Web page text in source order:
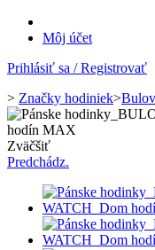
Môj účet
Prihlásiť sa / Registrovať
> Značky hodiniek>
Zväčšiť
Predchádz.